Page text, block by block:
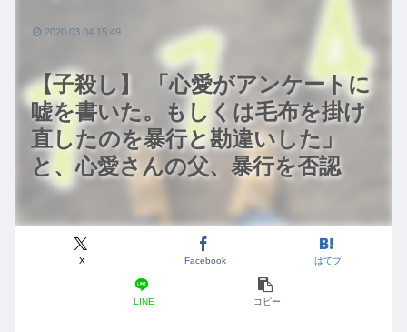
【子殺し】 「心愛がアンケートに
嘘を書いた。もしくは毛布を掛け
直したのを暴行と勘違いした」
と、心愛さんの父、暴行を否認
X Facebook はてブ
LINE コピー
2020.03.04 15:49